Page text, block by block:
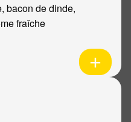
bacon de dinde,
fraîche